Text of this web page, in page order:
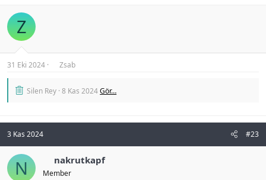
Z
31 Eki 2024 Zsab
Silen Rey 8 Kas 2024Gör…
3 Kas 2024 #23
N nakrutkapf
Member